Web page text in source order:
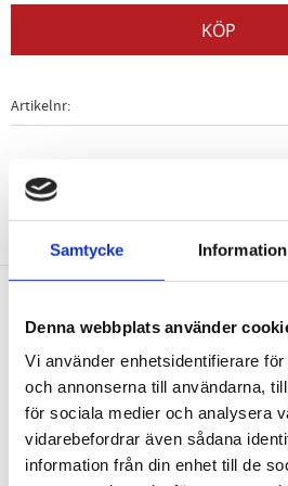
Samtycke Information
Denna webbplats använder
Vi använder enhetsidentifierare
och annonserna till användarna,
för sociala medier och analysera
vidarebefordrar även sådana
information från din enhet till de
KÖP
Artikelnr